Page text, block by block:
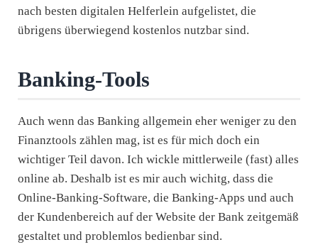
nach besten digitalen Helferlein aufgelistet, die
übrigens überwiegend kostenlos nutzbar sind.
Banking-Tools
Auch wenn das Banking allgemein eher weniger zu den
Finanztools zählen mag, ist es für mich doch ein
wichtiger Teil davon. Ich wickle mittlerweile (fast) alles
online ab. Deshalb ist es mir auch wichitg, dass die
Online-Banking-Software, die Banking-Apps und auch
der Kundenbereich auf der Website der Bank zeitgemäß
gestaltet und problemlos bedienbar sind.